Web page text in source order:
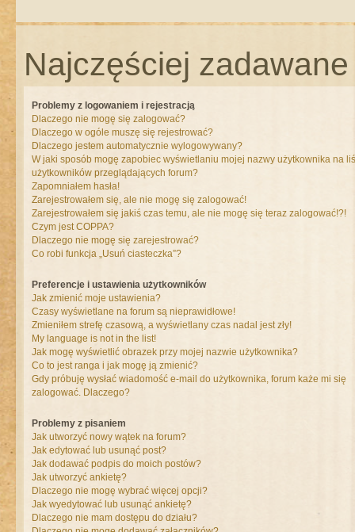
Najczęściej
Problemy z logowaniem i rejestracją
Dlaczego nie mogę się zalogować?
Dlaczego w ogóle muszę się rejestrować?
Dlaczego jestem automatycznie wylogowywany?
W jaki sposób mogę zapobiec wyświetlaniu mojej nazwy użytkownika na
użytkowników przeglądających forum?
Zapomniałem hasła!
Zarejestrowałem się, ale nie mogę się zalogować!
Zarejestrowałem się jakiś czas temu, ale nie mogę się teraz zalogować!?!
Czym jest COPPA?
Dlaczego nie mogę się zarejestrować?
Co robi funkcja „Usuń ciasteczka”?
Preferencje i ustawienia użytkowników
Jak zmienić moje ustawienia?
Czasy wyświetlane na forum są nieprawidłowe!
Zmieniłem strefę czasową, a wyświetlany czas nadal jest zły!
My language is not in the list!
Jak mogę wyświetlić obrazek przy mojej nazwie użytkownika?
Co to jest ranga i jak mogę ją zmienić?
Gdy próbuję wysłać wiadomość e-mail do użytkownika, forum każe mi się
zalogować. Dlaczego?
Problemy z pisaniem
Jak utworzyć nowy wątek na forum?
Jak edytować lub usunąć post?
Jak dodawać podpis do moich postów?
Jak utworzyć ankietę?
Dlaczego nie mogę wybrać więcej opcji?
Jak wyedytować lub usunąć ankietę?
Dlaczego nie mam dostępu do działu?